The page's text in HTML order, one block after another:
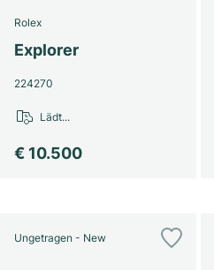
Rolex
Explorer
224270
€ 10.500
Lädt...
Ungetragen - New